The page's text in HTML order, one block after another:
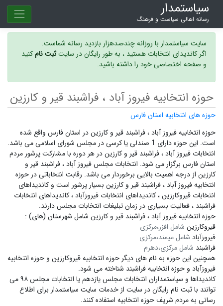
سیاستمدار
رسانه اهالی سیاست و فرهنگ
سایت سیاستمدار با روزانه چندصدهزار بازدید رسانه شماست.
اگر کاندیدای انتخابات هستید ، به طور رایگان در سایتثبت نامکنید
و صفحه اختصاصی خود را داشته باشید.
حوزه انتخابیه فیروز آباد ، فراشبند قیر و کارزین
حوزه های انتخابیه استان فارس
حوزه انتخابیه فیروز آباد ، فراشبند قیر و کارزین در استان فارس واقع شده
است. این حوزه دارای 1 صندلی یا کرسی در مجلس شورای اسلامی می باشد.
انتخابات فیروز آباد ، فراشبند قیر و کارزین در هر دوره با مشارکت پرشور مردم
استان فارس برگزار می شود. انتخابات مجلس فیروز آباد ، فراشبند قیر و
کارزین از درجه اهمیت بالایی برخوردار می باشد. رقابت انتخاباتی در حوزه
انتخابیه فیروز آباد ، فراشبند قیر و کارزین بسیار پرشور است و کاندیداهای
انتخابات قیروکارزین ،کاندیداهای انتخابات فیروزآباد ،کاندیداهای انتخابات
فراشبند ،فعالیت بسیاری در زمان تبلیغات انتخابات مجلس دارند.
حوزه انتخابیه فیروز آباد ، فراشبند قیر و کارزین شامل شهرستان (های) :
قیروکارزین شامل افزر،مرکزی
فیروزآباد شامل میمند،مرکزی
فراشبند شامل مرکزی،دهرم
همچنین این حوزه به نام های دیگر حوزه انتخابیه قیروکارزین و حوزه انتخابیه
فیروزآباد و حوزه انتخابیه فراشبند شناخته می شود.
کاندیداها و سیاستمداران انتخابات مجلس یازدهم یا انتخابات مجلس ۹۸ می
توانند با ثبت نام رایگان در سایت از خدمات سایت سیاستمدار برای اطلاع
رسانی به مردم شریف حوزه انتخابیه استفاده کنند.